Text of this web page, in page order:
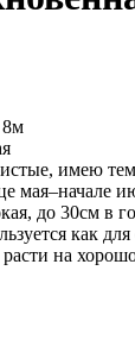
имею
до 30см в
как для
на